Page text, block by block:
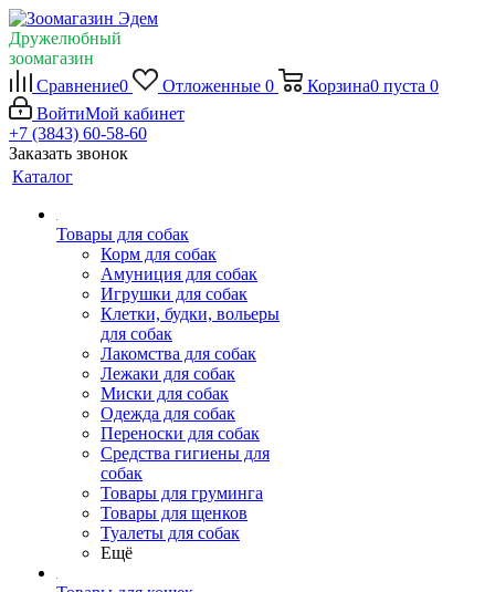
Дружелюбный
зоомагазин
Сравнение0 Отложенные 0 Корзина0 пуста 0
ВойтиМой кабинет
+7 (3843) 60-58-60
Заказать звонок
Каталог
Товары для собак
Корм для собак
Амуниция для собак
Игрушки для собак
Клетки, будки, вольеры
для собак
Лакомства для собак
Лежаки для собак
Миски для собак
Одежда для собак
Переноски для собак
Средства гигиены для
собак
Товары для груминга
Товары для щенков
Туалеты для собак
Ещё